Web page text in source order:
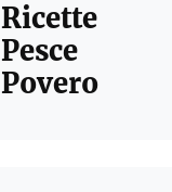
Ricette
Pesce
Povero